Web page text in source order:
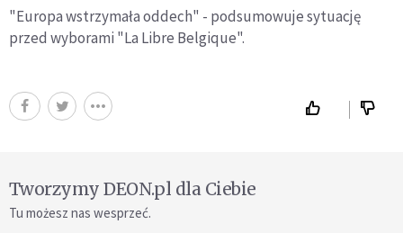
"Europa wstrzymała oddech" - podsumowuje sytuację
przed wyborami "La Libre Belgique".
Tworzymy DEON.pl dla Ciebie
Tu możesz nas wesprzeć.